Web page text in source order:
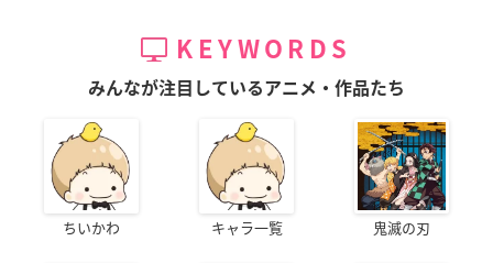
KEYWORDS
みんなが注目しているアニメ・作品たち
ちいかわ キャラ一覧 鬼滅の刃